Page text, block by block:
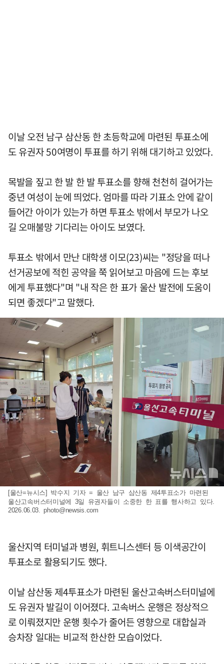
이날 오전 남구 삼산동 한 초등학교에 마련된 투표소에
도 유권자 50여명이 투표를 하기 위해 대기하고 있었다.
목발을 짚고 한 발 한 발 투표소를 향해 천천히 걸어가는
중년 여성이 눈에 띄었다. 엄마를 따라 기표소 안에 같이
들어간 아이가 있는가 하면 투표소 밖에서 부모가 나오
길 오매불망 기다리는 아이도 보였다.
투표소 밖에서 만난 대학생 이모(23)씨는 "정당을 떠나
선거공보에 적힌 공약을 쭉 읽어보고 마음에 드는 후보
에게 투표했다"며 "내 작은 한 표가 울산 발전에 도움이
되면 좋겠다"고 말했다.
[울산=뉴시스] 박수지 기자 = 울산 남구 삼산동 제4투표소가 마련된
울산고속버스터미널에 3일 유권자들이 소중한 한 표를 행사하고 있다.
2026.06.03.photo@newsis.com
울산지역 터미널과 병원, 휘트니스센터 등 이색공간이
투표소로 활용되기도 했다.
이날 삼산동 제4투표소가 마련된 울산고속버스터미널에
도 유권자 발길이 이어졌다. 고속버스 운행은 정상적으
로 이뤄졌지만 운행 횟수가 줄어든 영향으로 대합실과
승차장 일대는 비교적 한산한 모습이었다.